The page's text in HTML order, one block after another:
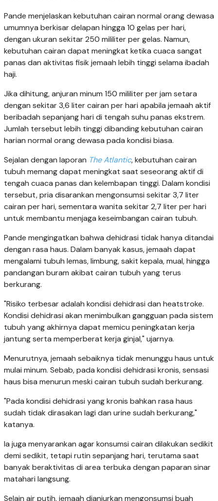
Pande menjelaskan kebutuhan cairan normal orang dewasa
umumnya berkisar delapan hingga 10 gelas per hari,
dengan ukuran sekitar 250 mililiter per gelas. Namun,
kebutuhan cairan dapat meningkat ketika cuaca sangat
panas dan aktivitas fisik jemaah lebih tinggi selama ibadah
haji.
Jika dihitung, anjuran minum 150 mililiter per jam setara
dengan sekitar 3,6 liter cairan per hari apabila jemaah aktif
beribadah sepanjang hari di tengah suhu panas ekstrem.
Jumlah tersebut lebih tinggi dibanding kebutuhan cairan
harian normal orang dewasa pada kondisi biasa.
Sejalan dengan laporan The Atlantic, kebutuhan cairan
tubuh memang dapat meningkat saat seseorang aktif di
tengah cuaca panas dan kelembapan tinggi. Dalam kondisi
tersebut, pria disarankan mengonsumsi sekitar 3,7 liter
cairan per hari, sementara wanita sekitar 2,7 liter per hari
untuk membantu menjaga keseimbangan cairan tubuh.
Pande mengingatkan bahwa dehidrasi tidak hanya ditandai
dengan rasa haus. Dalam banyak kasus, jemaah dapat
mengalami tubuh lemas, limbung, sakit kepala, mual, hingga
pandangan buram akibat cairan tubuh yang terus
berkurang.
"Risiko terbesar adalah kondisi dehidrasi dan heatstroke.
Kondisi dehidrasi akan menimbulkan gangguan pada sistem
tubuh yang akhirnya dapat memicu peningkatan kerja
jantung serta memperberat kerja ginjal," ujarnya.
Menurutnya, jemaah sebaiknya tidak menunggu haus untuk
mulai minum. Sebab, pada kondisi dehidrasi kronis, sensasi
haus bisa menurun meski cairan tubuh sudah berkurang.
"Pada kondisi dehidrasi yang kronis bahkan rasa haus
sudah tidak dirasakan lagi dan urine sudah berkurang,"
katanya.
Ia juga menyarankan agar konsumsi cairan dilakukan sedikit
demi sedikit, tetapi rutin sepanjang hari, terutama saat
banyak beraktivitas di area terbuka dengan paparan sinar
matahari langsung.
Selain air putih, jemaah dianjurkan mengonsumsi buah